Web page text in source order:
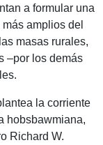
a formular una
amplios del
masas rurales,
–por los demás
la corriente
hobsbawmiana,
Richard W.